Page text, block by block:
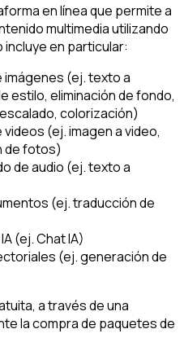
en línea que permite a
multimedia utilizando
incluye en particular:
imágenes (ej. texto a
estilo, eliminación de fondo,
colorización)
(ej. imagen a video,
de fotos)
de audio (ej. texto a
(ej. traducción de
(ej. Chat IA)
(ej. generación de
a través de una
la compra de paquetes de